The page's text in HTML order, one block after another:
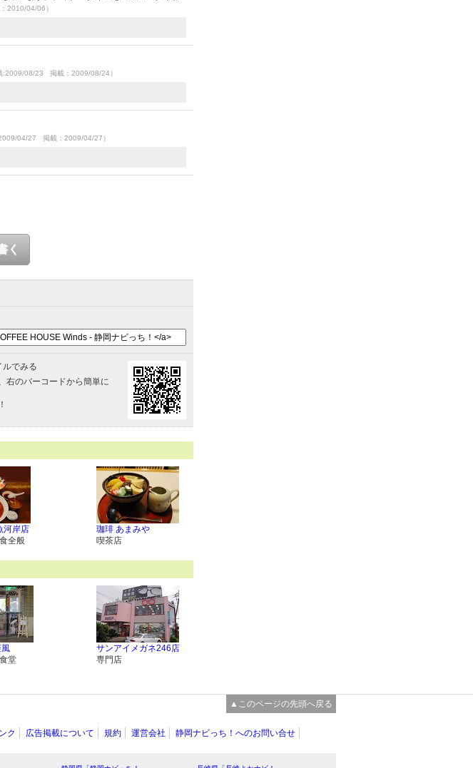
2010/04/06）
:2009/08/23 掲載：2009/08/24）
04/27 掲載：2009/04/27）
く
ルでみる
右のバーコードから簡単に
河岸店
全般
珈琲 あまみや
喫茶店
堂
サンアイメガネ246店
専門店
▲このページの先頭へ戻る
ク 広告掲載について 規約 運営会社 静岡ナビっち！へのお問い合せ